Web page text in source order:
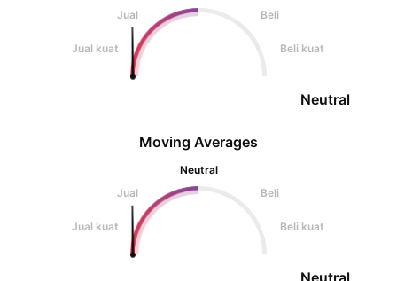
Jual
Beli
Jual kuat Beli kuat
Neutral
Moving Averages
Neutral
Jual
Beli
Jual kuat Beli kuat
Neutral